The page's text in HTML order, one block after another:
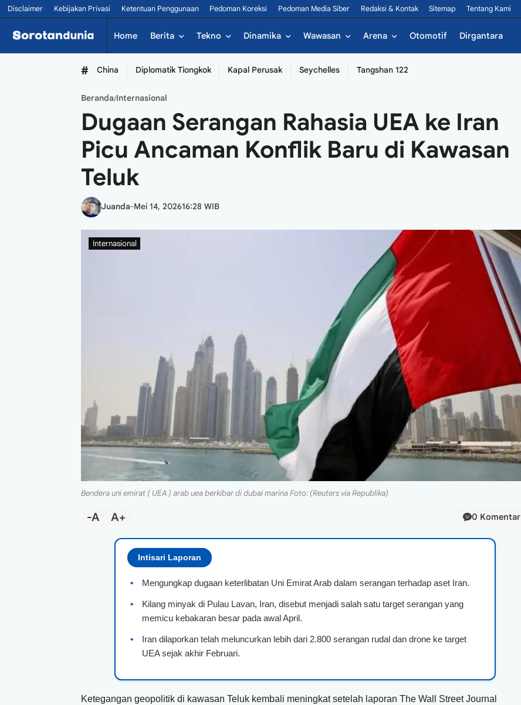
Disclaimer Kebijakan Privasi Ketentuan Penggunaan Pedoman Koreksi Pedoman Media Siber Redaksi & Kontak Sitemap Tentang Kami
Home Berita Tekno Dinamika Wawasan Arena Otomotif Dirgantara
# China Diplomatik Tiongkok Kapal Perusak Seychelles Tangshan 122
Beranda/Internasional
Dugaan Serangan Rahasia UEA ke Iran
Picu Ancaman Konflik Baru di Kawasan
Teluk
Juanda-Mei 14, 202616:28 WIB
Internasional
Bendera uni emirat ( UEA ) arab uea berkibar di dubai marina Foto: (Reuters via Republika)
-A A+ 0 Komentar
Intisari Laporan
• Mengungkap dugaan keterlibatan Uni Emirat Arab dalam serangan terhadap aset Iran.
•
Kilang minyak di Pulau Lavan, Iran, disebut menjadi salah satu target serangan yang
memicu kebakaran besar pada awal April.
•
Iran dilaporkan telah meluncurkan lebih dari 2.800 serangan rudal dan drone ke target
UEA sejak akhir Februari.
Ketegangan geopolitik di kawasan Teluk kembali meningkat setelah laporan The Wall Street Journal